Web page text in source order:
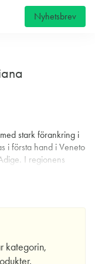
Nyhetsbrev
stark förankring i
i första hand i Veneto
I regionens
haft rollen som
åt baser som annars
den balanserar
kategorin,